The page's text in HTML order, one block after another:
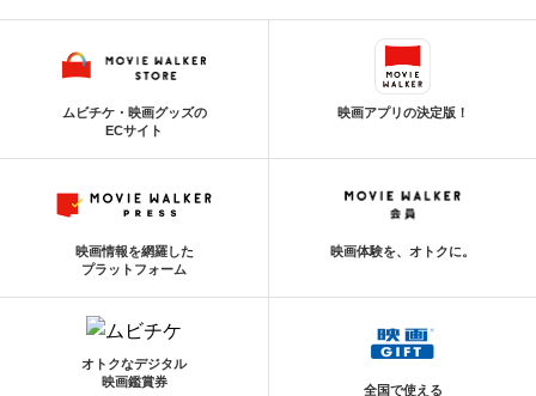
ムビチケ・映画グッズの
ECサイト
映画アプリの決定版！
映画情報を網羅した
プラットフォーム
映画体験を、オトクに。
オトクなデジタル
映画鑑賞券
全国で使える